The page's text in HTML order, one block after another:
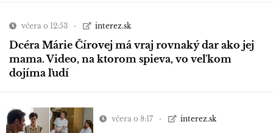
včera o 12:53 interez.sk
Dcéra Márie Čírovej má vraj rovnaký dar ako jej
mama. Video, na ktorom spieva, vo veľkom
dojíma ľudí
včera o 8:17 interez.sk